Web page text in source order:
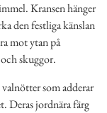
Kransen hänger
den festliga känslan
mot ytan på
skuggor.
som adderar
Deras jordnära färg